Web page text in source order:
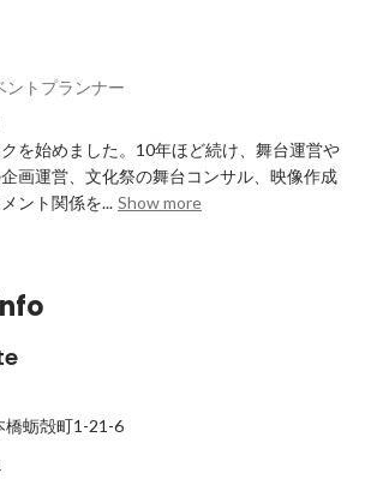
ントプランナー
を始めました。10年ほど続け、舞台運営や
画運営、文化祭の舞台コンサル、映像作成
ント関係を... Show more
橋蛎殻町1-21-6